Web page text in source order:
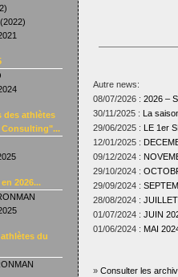
des athlètes
Consulting"...
2026...
du
Autre news:
08/07/2026 : 2026 –
30/11/2025 : La
29/06/2025 : LE 1er
12/01/2025 :
09/12/2024 :
29/10/2024 :
29/09/2024 :
28/08/2024 :
01/07/2024 : JUIN
01/06/2024 : MAI
» Consulter les